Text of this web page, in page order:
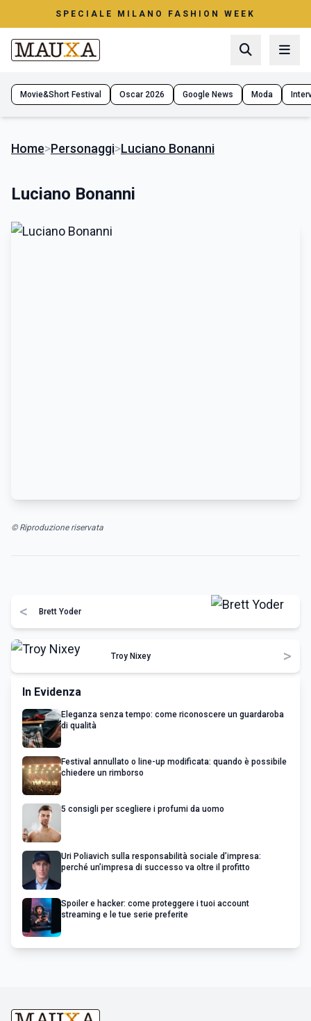
SPECIALE MILANO FASHION WEEK
Movie&Short Festival Oscar 2026 Google News Moda
Home>Personaggi>Luciano Bonanni
Luciano Bonanni
© Riproduzione riservata
< Brett Yoder
Troy Nixey >
In Evidenza
Eleganza senza tempo: come riconoscere un guardaroba
di qualità
Festival annullato o line-up modificata: quando è possibile
chiedere un rimborso
5 consigli per scegliere i profumi da uomo
Uri Poliavich sulla responsabilità sociale d’impresa:
perché un’impresa di successo va oltre il profitto
Spoiler e hacker: come proteggere i tuoi account
streaming e le tue serie preferite